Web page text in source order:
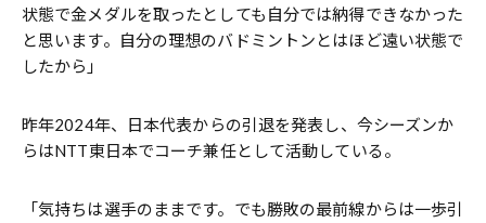
状態で金メダルを取ったとしても自分では納得できなかった
と思います。自分の理想のバドミントンとはほど遠い状態で
したから」
昨年2024年、日本代表からの引退を発表し、今シーズンか
らはNTT東日本でコーチ兼任として活動している。
「気持ちは選手のままです。でも勝敗の最前線からは一歩引